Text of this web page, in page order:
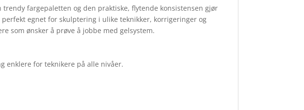
fargepaletten og den praktiske, flytende konsistensen gjør
egnet for skulptering i ulike teknikker, korrigeringer og
som ønsker å prøve å jobbe med gelsystem.
enklere for teknikere på alle nivåer.